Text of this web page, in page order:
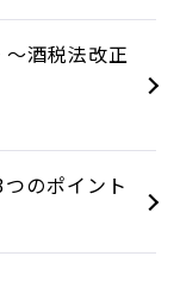
酒税法改正
のポイント